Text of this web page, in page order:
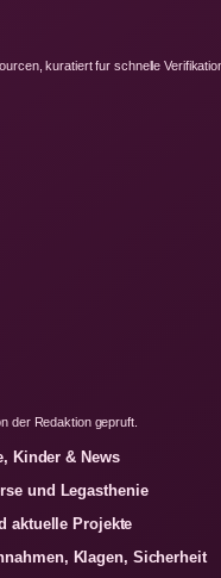
kuratiert fur schnelle
der Redaktion gepruft.
Kinder & News
und Legasthenie
aktuelle Projekte
Klagen, Sicherheit